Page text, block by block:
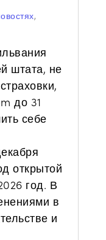
,
штата, не
до 31
себе
открытой
год. В
в
и